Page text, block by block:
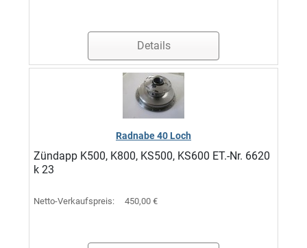
Details
Radnabe 40 Loch
Zündapp K500, K800, KS500, KS600 ET.-Nr. 6620
k 23
Netto-Verkaufspreis: 450,00 €